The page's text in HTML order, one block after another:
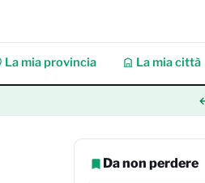
La mia provincia La mia città
Da non perdere